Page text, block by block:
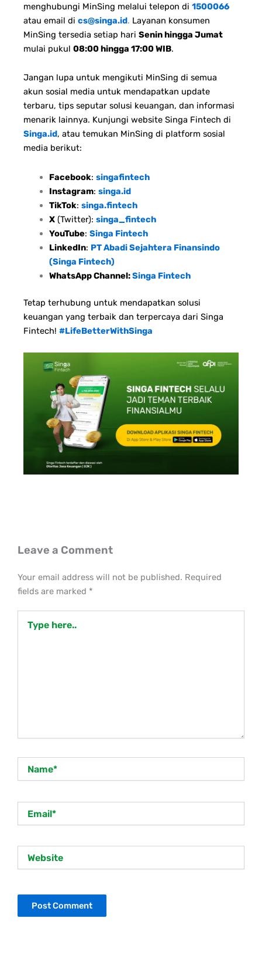
menghubungi MinSing melalui telepon di 1500066
atau email di cs@singa.id. Layanan konsumen
MinSing tersedia setiap hari Senin hingga Jumat
mulai pukul 08:00 hingga 17:00 WIB.
Jangan lupa untuk mengikuti MinSing di semua
akun sosial media untuk mendapatkan update
terbaru, tips seputar solusi keuangan, dan informasi
menarik lainnya. Kunjungi website Singa Fintech di
Singa.id, atau temukan MinSing di platform sosial
media berikut:
Facebook: singafintech
Instagram: singa.id
TikTok: singa.fintech
X(Twitter): singa_fintech
YouTube: Singa Fintech
LinkedIn: PT Abadi Sejahtera Finansindo
(Singa Fintech)
WhatsApp Channel:Singa Fintech
Tetap terhubung untuk mendapatkan solusi
keuangan yang terbaik dan terpercaya dari Singa
Fintech! #LifeBetterWithSinga
Leave a Comment
Your email address will not be published. Required
fields are marked *
here..